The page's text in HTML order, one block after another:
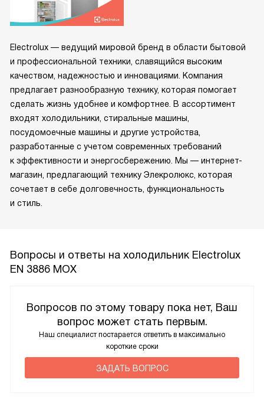
Electrolux — ведущий мировой бренд в области бытовой
и профессиональной техники, славящийся высоким
качеством, надежностью и инновациями. Компания
предлагает разнообразную технику, которая помогает
сделать жизнь удобнее и комфортнее. В ассортимент
входят холодильники, стиральные машины,
посудомоечные машины и другие устройства,
разработанные с учетом современных требований
к эффективности и энергосбережению. Мы — интернет-
магазин, предлагающий технику Элекролюкс, которая
сочетает в себе долговечность, функциональность
и стиль.
Вопросы и ответы на холодильник Electrolux
EN 3886 MOX
Вопросов по этому товару пока нет, Ваш
вопрос может стать первым.
Наш специалист постарается ответить в максимально
короткие сроки
ЗАДАТЬ ВОПРОС